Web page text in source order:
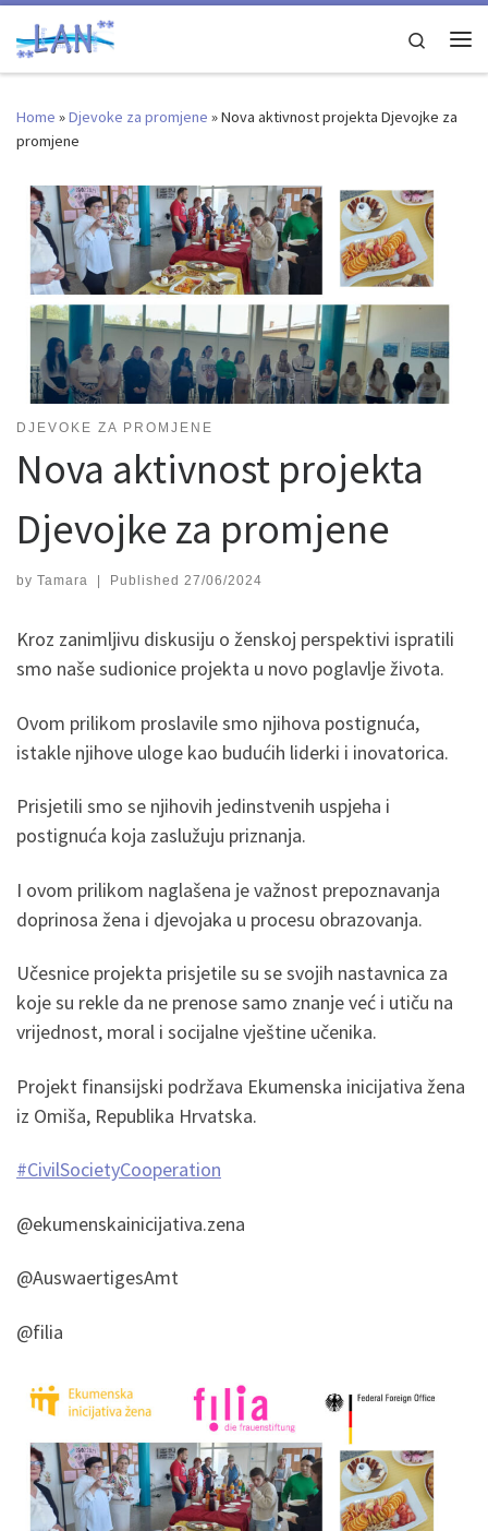
Skip to content
Search
Home »Djevoke za promjene »Nova aktivnost projekta Djevojke za
promjene
DJEVOKE ZA PROMJENE
Nova aktivnost projekta
Djevojke za promjene
by Tamara Published 27/06/2024
Kroz zanimljivu diskusiju o ženskoj perspektivi ispratili
smo naše sudionice projekta u novo poglavlje života.
Ovom prilikom proslavile smo njihova postignuća,
istakle njihove uloge kao budućih liderki i inovatorica.
Prisjetili smo se njihovih jedinstvenih uspjeha i
postignuća koja zaslužuju priznanja.
I ovom prilikom naglašena je važnost prepoznavanja
doprinosa žena i djevojaka u procesu obrazovanja.
Učesnice projekta prisjetile su se svojih nastavnica za
koje su rekle da ne prenose samo znanje već i utiču na
vrijednost, moral i socijalne vještine učenika.
Projekt finansijski podržava Ekumenska inicijativa žena
iz Omiša, Republika Hrvatska.
#CivilSocietyCooperation
@ekumenskainicijativa.zena
@AuswaertigesAmt
@filia